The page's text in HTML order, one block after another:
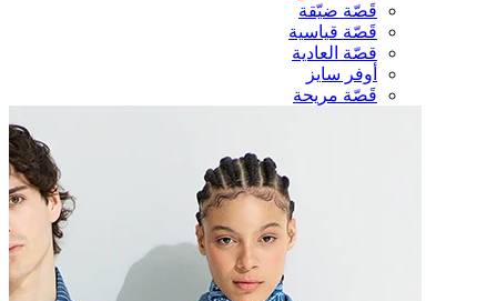
قَصّة ضيّقة
قَصّة قياسية
قصّة العادية
أوفر سايز
قَصّة مريحة